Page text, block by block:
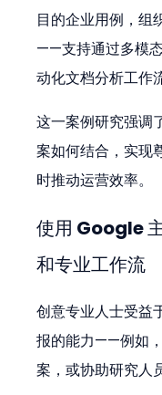
目的企业用例，组
——支持通过多模
动化文档分析工作
这一案例研究强调
案如何结合，实现
时推动运营效率。
使用 Google
和专业工作流
创意专业人士受益
报的能力——例如
案，或协助研究人